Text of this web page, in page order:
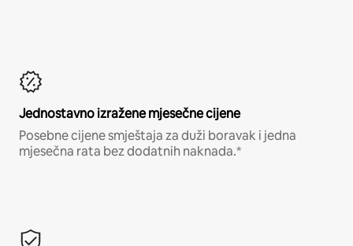
Jednostavno izražene mjesečne cijene
Posebne cijene smještaja za duži boravak i jedna
mjesečna rata bez dodatnih naknada.*